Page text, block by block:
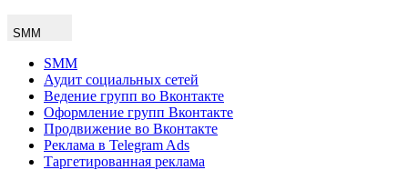
SMM
SMM
Аудит социальных сетей
Ведение групп во Вконтакте
Оформление групп Вконтакте
Продвижение во Вконтакте
Реклама в Telegram Ads
Таргетированная реклама